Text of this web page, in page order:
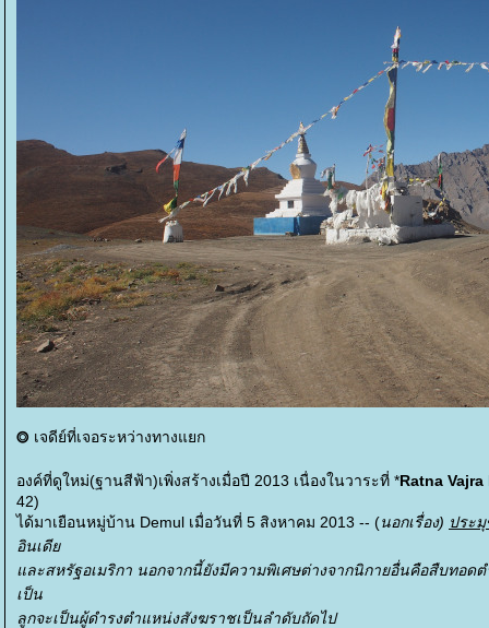
⭗ เจดีย์ที่เจอระหว่างทางแยก
องค์ที่ดูใหม่(ฐานสีฟ้า)เพิ่งสร้างเมื่อปี 2013 เนื่องในวาระที่ *Ratna
42)
ได้มาเยือนหมู่บ้าน Demul เมื่อวันที่ 5 สิงหาคม 2013 -- (นอกเรื่อง) ประ
อินเดี
ละสหรัฐอเมริกา นอกจากนี้ยังมีความพิเศษต่างจากนิกายอื่นคือสืบทอดต
เป็น
ลูกจะเป็นผู้ดำรงตำแหน่งสังฆราชเป็นลำดับถัดไป